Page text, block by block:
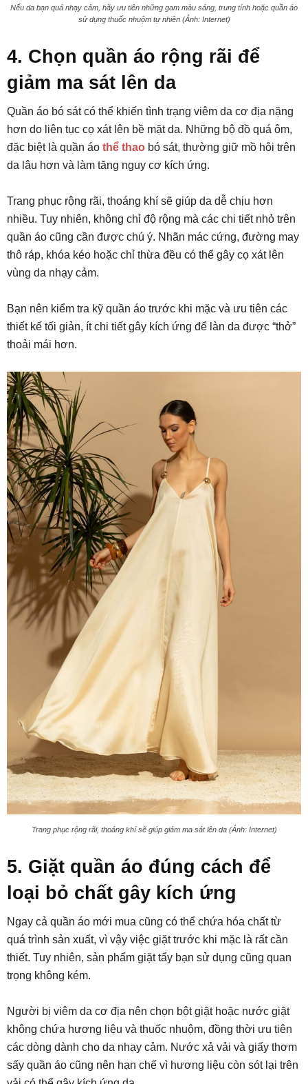
Nếu da bạn quá nhạy cảm, hãy ưu tiên những gam màu sáng, trung tính hoặc quần áo
sử dụng thuốc nhuộm tự nhiên (Ảnh: Internet)
4. Chọn quần áo rộng rãi để
giảm ma sát lên da
Quần áo bó sát có thể khiến tình trạng viêm da cơ địa nặng
hơn do liên tục cọ xát lên bề mặt da. Những bộ đồ quá ôm,
đặc biệt là quần áo thể thao bó sát, thường giữ mồ hôi trên
da lâu hơn và làm tăng nguy cơ kích ứng.
Trang phục rộng rãi, thoáng khí sẽ giúp da dễ chịu hơn
nhiều. Tuy nhiên, không chỉ độ rộng mà các chi tiết nhỏ trên
quần áo cũng cần được chú ý. Nhãn mác cứng, đường may
thô ráp, khóa kéo hoặc chỉ thừa đều có thể gây cọ xát lên
vùng da nhạy cảm.
Bạn nên kiểm tra kỹ quần áo trước khi mặc và ưu tiên các
thiết kế tối giản, ít chi tiết gây kích ứng để làn da được “thở”
thoải mái hơn.
Trang phục rộng rãi, thoáng khí sẽ giúp giảm ma sát lên da (Ảnh: Internet)
5. Giặt quần áo đúng cách để
loại bỏ chất gây kích ứng
Ngay cả quần áo mới mua cũng có thể chứa hóa chất từ
quá trình sản xuất, vì vậy việc giặt trước khi mặc là rất cần
thiết. Tuy nhiên, sản phẩm giặt tẩy bạn sử dụng cũng quan
trọng không kém.
Người bị viêm da cơ địa nên chọn bột giặt hoặc nước giặt
không chứa hương liệu và thuốc nhuộm, đồng thời ưu tiên
các dòng dành cho da nhạy cảm. Nước xả vải và giấy thơm
sấy quần áo cũng nên hạn chế vì hương liệu còn sót lại trên